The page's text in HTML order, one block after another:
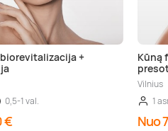
+
0,5-1 val.
€
Kūną
Vilnius
1
Nuo